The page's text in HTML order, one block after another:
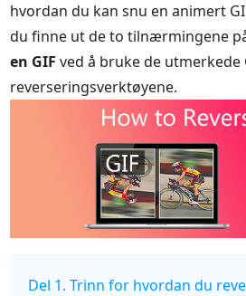
hvordan du kan snu en animert
du finne ut de to tilnærmingene
en GIF ved å bruke de utmerkede
reverseringsverktøyene.
Del 1. Trinn for hvordan du